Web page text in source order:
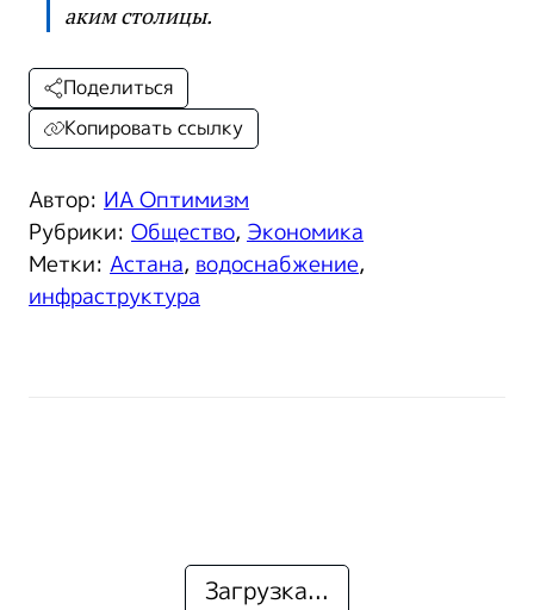
аким столицы.
Автор: ИА Оптимизм
Рубрики: Общество, Экономика
Метки: Астана, водоснабжение,
инфраструктура
Поделиться
Копировать ссылку
Загрузка...